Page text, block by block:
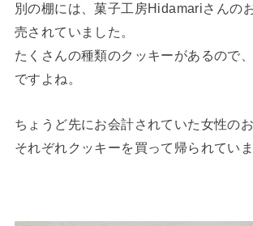
別の棚には、菓子工房Hidamariさんの
売されていました。
たくさんの種類のクッキーがあるので
ですよね。
ちょうど先にお会計されていた女性の
それぞれクッキーを買って帰られていま